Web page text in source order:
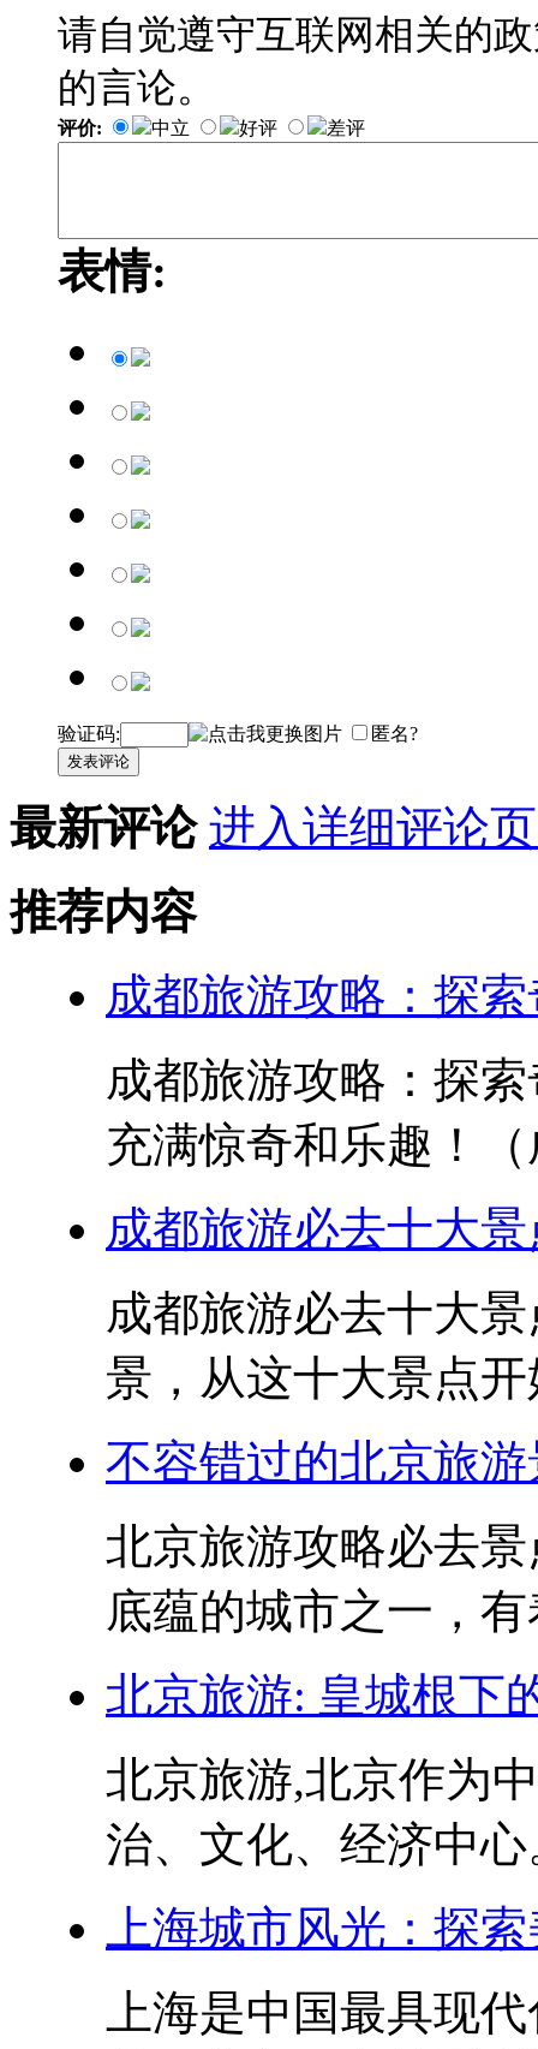
请自觉遵守互联网相关的
的言论。
评价: 中立 好评 差评
表情:
验证码: 匿名?
发表评论
最新评论 进入详细评论
推荐内容
成都旅游攻略：探
成都旅游攻略：探
充满惊奇和乐趣！
成都旅游必去十大
成都旅游必去十大
景，从这十大景点
不容错过的北京旅
北京旅游攻略必去
底蕴的城市之一，
北京旅游: 皇城根下
北京旅游,北京作为
治、文化、经济中
上海城市风光：探
上海是中国最具现